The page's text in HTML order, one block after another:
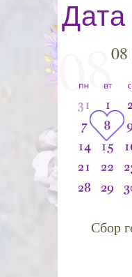
Сбор
08
08